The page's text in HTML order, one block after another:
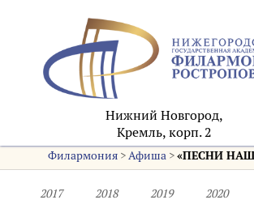
Нижний Новгород,
Кремль, корп. 2
Филармония>Афиша>«ПЕСНИ
2017 2018 2019 2020